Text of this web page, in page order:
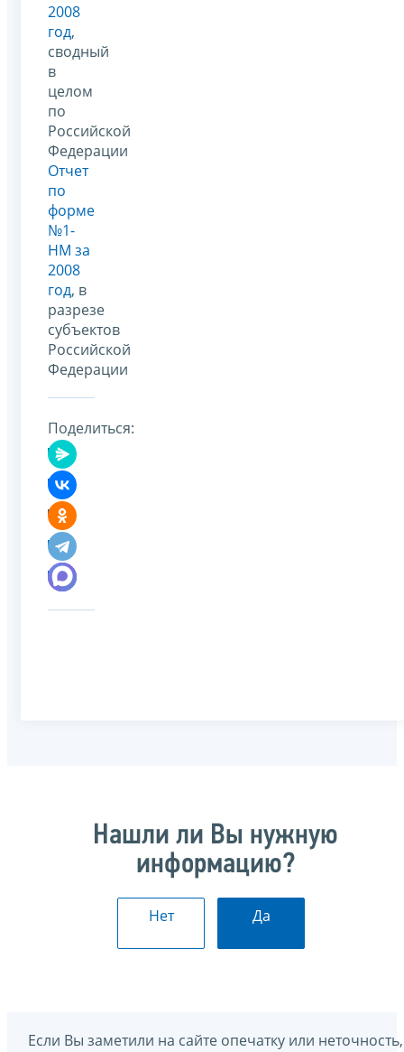
2008
год,
сводный
в
целом
по
Российской
Федерации
Отчет
по
форме
№1-
НМ за
2008
год, в
разрезе
субъектов
Российской
Федерации
Поделиться:
Нашли ли Вы нужную
информацию?
Нет Да
Если Вы заметили на сайте опечатку или неточность,